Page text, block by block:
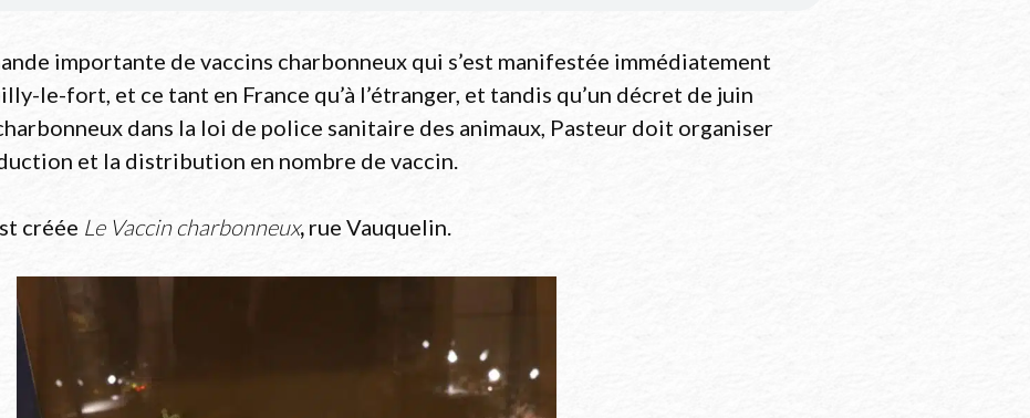
importante de vaccins charbonneux qui s’est manifestée immédiatement
le-fort, et ce tant en France qu’à l’étranger, et tandis qu’un décret de juin
dans la loi de police sanitaire des animaux, Pasteur doit organiser
et la distribution en nombre de vaccin.
créée Le Vaccin charbonneux, rue Vauquelin.